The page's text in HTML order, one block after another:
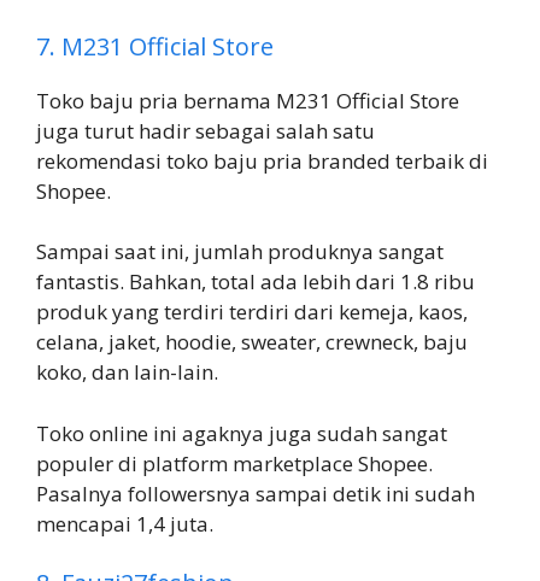
7. M231 Official Store
Toko baju pria bernama M231 Official Store
juga turut hadir sebagai salah satu
rekomendasi toko baju pria branded terbaik di
Shopee.
Sampai saat ini, jumlah produknya sangat
fantastis. Bahkan, total ada lebih dari 1.8 ribu
produk yang terdiri terdiri dari kemeja, kaos,
celana, jaket, hoodie, sweater, crewneck, baju
koko, dan lain-lain.
Toko online ini agaknya juga sudah sangat
populer di platform marketplace Shopee.
Pasalnya followersnya sampai detik ini sudah
mencapai 1,4 juta.